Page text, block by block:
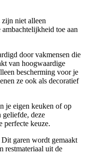
zijn niet alleen
toe aan
door vakmensen die
van hoogwaardige
bescherming voor je
ze ook als decoratief
je eigen keuken of op
geliefde, deze
perfecte keuze.
garen wordt gemaakt
restmateriaal uit de